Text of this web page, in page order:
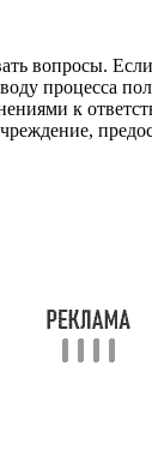
вопросы.
процесса
к